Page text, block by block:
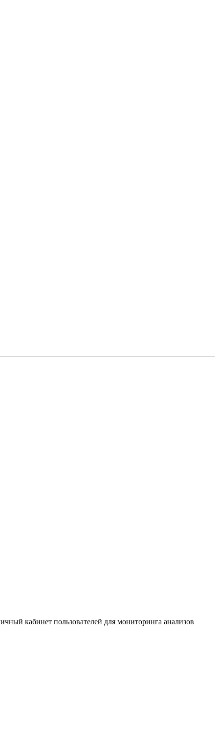
кабинет пользователей для мониторинга анализов